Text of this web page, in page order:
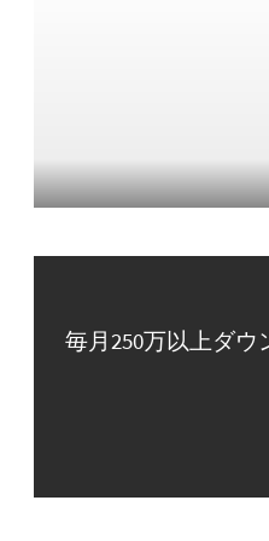
毎月250万以上ダウ